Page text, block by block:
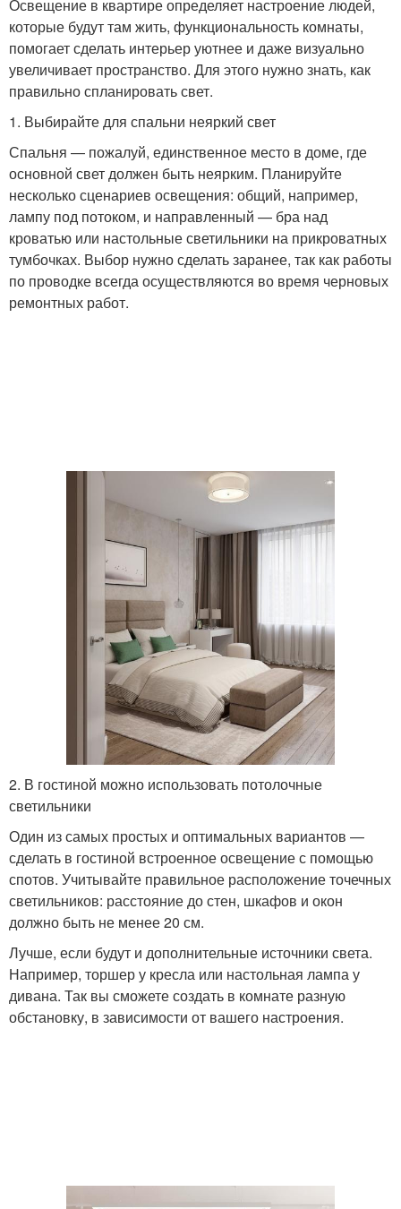
Освещение в квартире определяет настроение людей,
которые будут там жить, функциональность комнаты,
помогает сделать интерьер уютнее и даже визуально
увеличивает пространство. Для этого нужно знать, как
правильно спланировать свет.
1. Выбирайте для спальни неяркий свет
Спальня — пожалуй, единственное место в доме, где
основной свет должен быть неярким. Планируйте
несколько сценариев освещения: общий, например,
лампу под потоком, и направленный — бра над
кроватью или настольные светильники на прикроватных
тумбочках. Выбор нужно сделать заранее, так как работы
по проводке всегда осуществляются во время черновых
ремонтных работ.
2. В гостиной можно использовать потолочные
светильники
Один из самых простых и оптимальных вариантов —
сделать в гостиной встроенное освещение с помощью
спотов. Учитывайте правильное расположение точечных
светильников: расстояние до стен, шкафов и окон
должно быть не менее 20 см.
Лучше, если будут и дополнительные источники света.
Например, торшер у кресла или настольная лампа у
дивана. Так вы сможете создать в комнате разную
обстановку, в зависимости от вашего настроения.